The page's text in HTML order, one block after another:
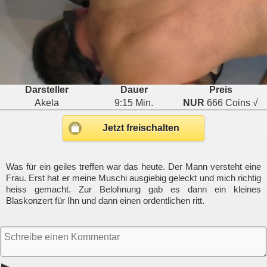
Darsteller Dauer
Preis
Akela
9:15 Min. NUR 666 Coins √
Jetzt freischalten
Was für ein geiles treffen war das heute. Der Mann versteht eine
Frau. Erst hat er meine Muschi ausgiebig geleckt und mich richtig
heiss gemacht. Zur Belohnung gab es dann ein kleines
Blaskonzert für Ihn und dann einen ordentlichen ritt.